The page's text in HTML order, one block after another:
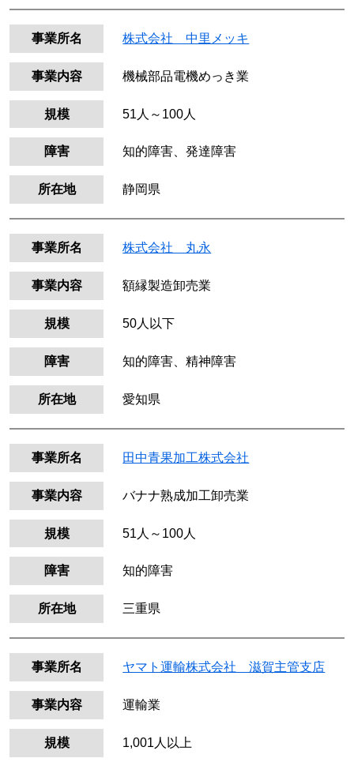
事業所名 株式会社 中里メッキ
事業内容 機械部品電機めっき業
規模 51人～100人
障害 知的障害、発達障害
所在地 静岡県
事業所名 株式会社 丸永
事業内容 額縁製造卸売業
規模 50人以下
障害 知的障害、精神障害
所在地 愛知県
事業所名 田中青果加工株式会社
事業内容 バナナ熟成加工卸売業
規模 51人～100人
障害 知的障害
所在地 三重県
事業所名 ヤマト運輸株式会社 滋賀主管支店
事業内容 運輸業
規模 1,001人以上